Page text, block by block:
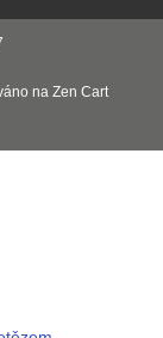
na Zen Cart